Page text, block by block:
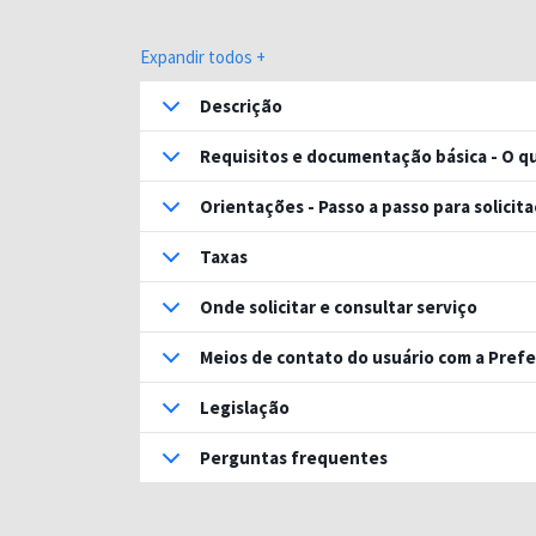
Expandir todos +
Descrição
Requisitos e documentação básica - O
Orientações - Passo a passo para
Taxas
Onde solicitar e consultar serviço
Meios de contato do usuário com a
Legislação
Perguntas frequentes